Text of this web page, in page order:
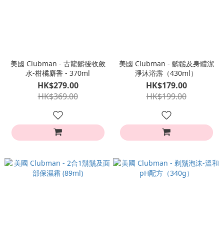
美國 Clubman - 古龍鬍後收斂
水-柑橘麝香 - 370ml
HK$279.00
HK$369.00
美國 Clubman - 鬍鬚及身體潔
淨沐浴露（430ml）
HK$179.00
HK$199.00